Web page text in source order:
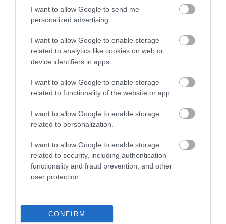
I want to allow Google to send me
personalized advertising.
I want to allow Google to enable storage
related to analytics like cookies on web or
device identifiers in apps.
I want to allow Google to enable storage
related to functionality of the website or app.
I want to allow Google to enable storage
related to personalization.
I want to allow Google to enable storage
related to security, including authentication
functionality and fraud prevention, and other
user protection.
CONFIRM
δική της φωτιά και αντιθέσεις.
Διαβάστε περισσότερα
Ζανζιβάρη - Τανζανία & Saadani Safari: Από
τα Τυρκουάζ Νερά στην Άγρια Καρδιά της